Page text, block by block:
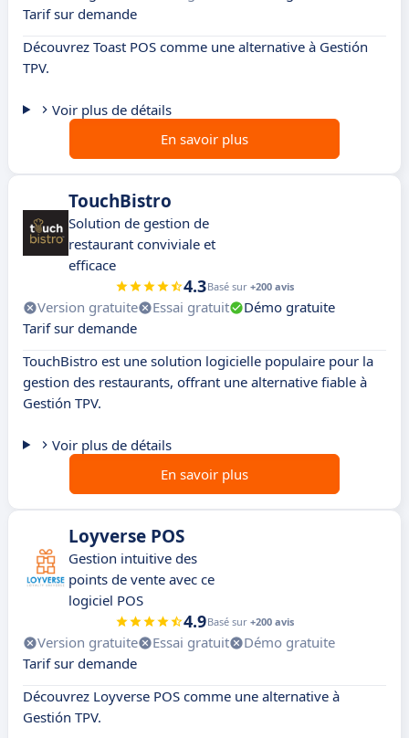
Tarif sur demande
Découvrez Toast POS comme une alternative à Gestión
TPV.
Voir plus de détails
En savoir plus
TouchBistro
Solution de gestion de
restaurant conviviale et
efficace
4.3Basé sur +200 avis
Version gratuite Essai gratuit
Démo gratuite
Tarif sur demande
TouchBistro est une solution logicielle populaire pour la
gestion des restaurants, offrant une alternative fiable à
Gestión TPV.
Voir plus de détails
En savoir plus
Loyverse POS
Gestion intuitive des
points de vente avec ce
logiciel POS
4.9Basé sur +200 avis
Version gratuite Essai gratuit
Démo gratuite
Tarif sur demande
Découvrez Loyverse POS comme une alternative à
Gestión TPV.